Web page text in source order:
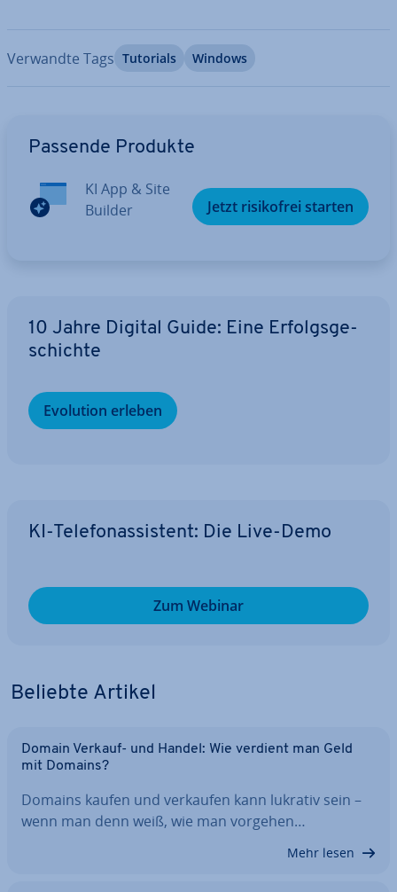
Verwandte Tags Tutorials Windows
Passende Produkte
KI App & Site
Builder
Jetzt ri­si­ko­frei starten
10 Jahre Digital Guide: Eine Er­folgs­ge­
schich­te
Evolution erleben
KI-Te­le­fon­as­sis­tent: Die Live-Demo
Zum Webinar
Beliebte Artikel
Domain Verkauf- und Handel: Wie verdient man Geld
mit Domains?
Domains kaufen und verkaufen kann lukrativ sein –
wenn man denn weiß, wie man vorgehen…
Mehr lesen